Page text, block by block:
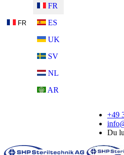
FR
FR
ES
UK
SV
NL
AR
+49
Du